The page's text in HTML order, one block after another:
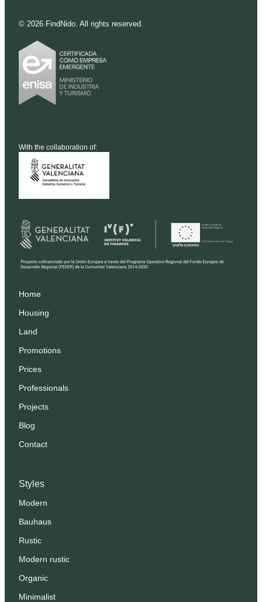
© 2026 FindNido. All rights reserved.
With the collaboration of:
Styles
Modern
Bauhaus
Rustic
Modern rustic
Organic
Minimalist
Home
Housing
Land
Promotions
Prices
Professionals
Projects
Blog
Contact